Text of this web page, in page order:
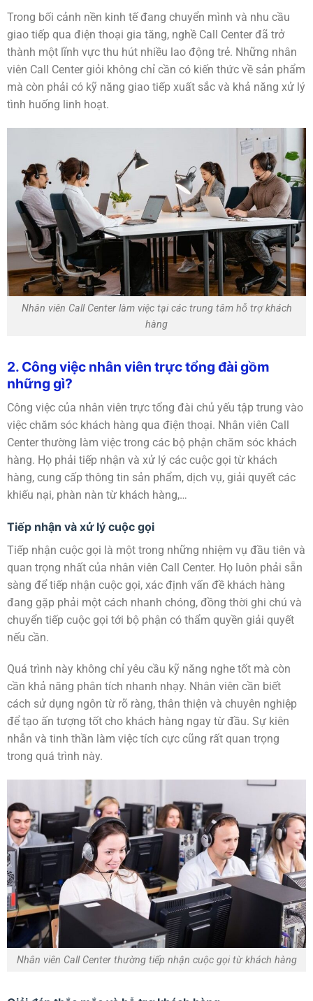
Trong bối cảnh nền kinh tế đang chuyển mình và nhu cầu
giao tiếp qua điện thoại gia tăng, nghề Call Center đã trở
thành một lĩnh vực thu hút nhiều lao động trẻ. Những nhân
viên Call Center giỏi không chỉ cần có kiến thức về sản phẩm
mà còn phải có kỹ năng giao tiếp xuất sắc và khả năng xử lý
tình huống linh hoạt.
Nhân viên Call Center làm việc tại các trung tâm hỗ trợ khách
hàng
2. Công việc nhân viên trực tổng đài gồm
những gì?
Công việc của nhân viên trực tổng đài chủ yếu tập trung vào
việc chăm sóc khách hàng qua điện thoại. Nhân viên Call
Center thường làm việc trong các bộ phận chăm sóc khách
hàng. Họ phải tiếp nhận và xử lý các cuộc gọi từ khách
hàng, cung cấp thông tin sản phẩm, dịch vụ, giải quyết các
khiếu nại, phàn nàn từ khách hàng,…
Tiếp nhận và xử lý cuộc gọi
Tiếp nhận cuộc gọi là một trong những nhiệm vụ đầu tiên và
quan trọng nhất của nhân viên Call Center. Họ luôn phải sẵn
sàng để tiếp nhận cuộc gọi, xác định vấn đề khách hàng
đang gặp phải một cách nhanh chóng, đồng thời ghi chú và
chuyển tiếp cuộc gọi tới bộ phận có thẩm quyền giải quyết
nếu cần.
Quá trình này không chỉ yêu cầu kỹ năng nghe tốt mà còn
cần khả năng phân tích nhanh nhạy. Nhân viên cần biết
cách sử dụng ngôn từ rõ ràng, thân thiện và chuyên nghiệp
để tạo ấn tượng tốt cho khách hàng ngay từ đầu. Sự kiên
nhẫn và tinh thần làm việc tích cực cũng rất quan trọng
trong quá trình này.
Nhân viên Call Center thường tiếp nhận cuộc gọi từ khách hàng